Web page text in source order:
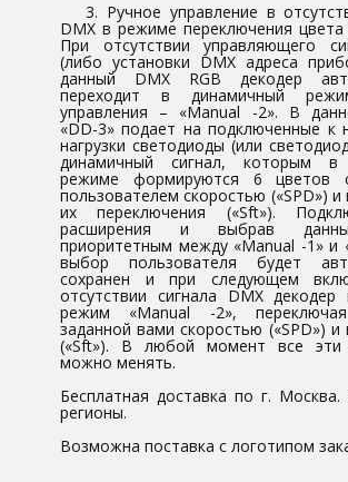
3. Ручное управление в
DMX в режиме переключения цвета
При отсутствии управляющего
(либо установки DMX адреса
данный DMX RGB декодер
переходит в динамичный
управления – «Manual -2». В
«DD-3» подает на подключенные к
нагрузки светодиоды (или
динамичный сигнал, которым в
режиме формируются 6 цветов
пользователем скоростью («SPD») и
их переключения («Sft»).
расширения и выбрав
приоритетным между «Manual -1» и
выбор пользователя будет
сохранен и при следующем
отсутствии сигнала DMX декодер
режим «Manual -2»,
заданной вами скоростью («SPD») и
(«Sft»). В любой момент все эти
можно менять.
Бесплатная доставка по г.
регионы.
Возможна поставка с логотипом